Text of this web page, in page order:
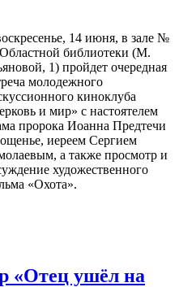
14 июня, в зале №
библиотеки (М.
1) пройдет очередная
молодежного
киноклуба
и мир» с настоятелем
пророка Иоанна Предтечи
иереем Сергием
а также просмотр и
художественного
«Охота».
«Отец ушёл на